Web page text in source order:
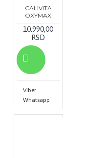
CALIVITA
OXYMAX
10.990,00
RSD
Viber
Whatsapp